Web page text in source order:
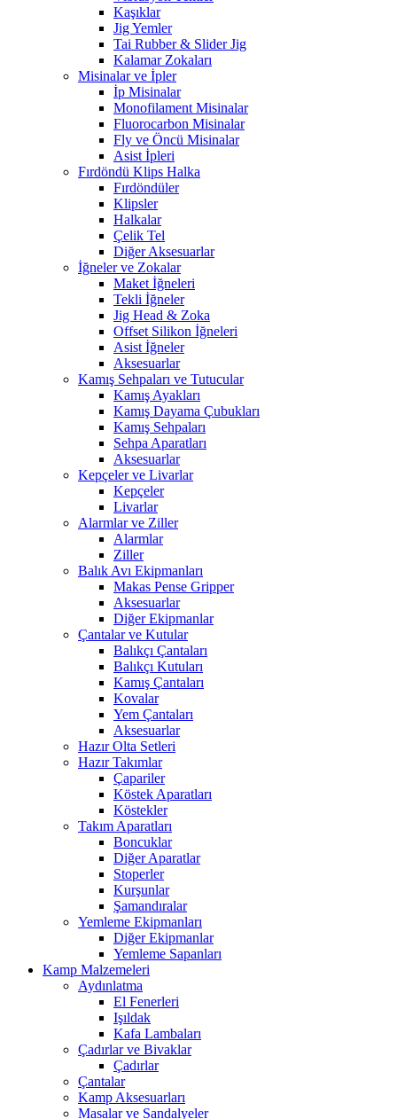
Kaşıklar
Jig Yemler
Tai Rubber & Slider Jig
Kalamar Zokaları
Misinalar ve İpler
İp Misinalar
Monofilament Misinalar
Fluorocarbon Misinalar
Fly ve Öncü Misinalar
Asist İpleri
Fırdöndü Klips Halka
Fırdöndüler
Klipsler
Halkalar
Çelik Tel
Diğer Aksesuarlar
İğneler ve Zokalar
Maket İğneleri
Tekli İğneler
Jig Head & Zoka
Offset Silikon İğneleri
Asist İğneler
Aksesuarlar
Kamış Sehpaları ve Tutucular
Kamış Ayakları
Kamış Dayama Çubukları
Kamış Sehpaları
Sehpa Aparatları
Aksesuarlar
Kepçeler ve Livarlar
Kepçeler
Livarlar
Alarmlar ve Ziller
Alarmlar
Ziller
Balık Avı Ekipmanları
Makas Pense Gripper
Aksesuarlar
Diğer Ekipmanlar
Çantalar ve Kutular
Balıkçı Çantaları
Balıkçı Kutuları
Kamış Çantaları
Kovalar
Yem Çantaları
Aksesuarlar
Hazır Olta Setleri
Hazır Takımlar
Çapariler
Köstek Aparatları
Köstekler
Takım Aparatları
Boncuklar
Diğer Aparatlar
Stoperler
Kurşunlar
Şamandıralar
Yemleme Ekipmanları
Diğer Ekipmanlar
Yemleme Sapanları
Kamp Malzemeleri
Aydınlatma
El Fenerleri
Işıldak
Kafa Lambaları
Çadırlar ve Bivaklar
Çadırlar
Çantalar
Kamp Aksesuarları
Masalar ve Sandalyeler